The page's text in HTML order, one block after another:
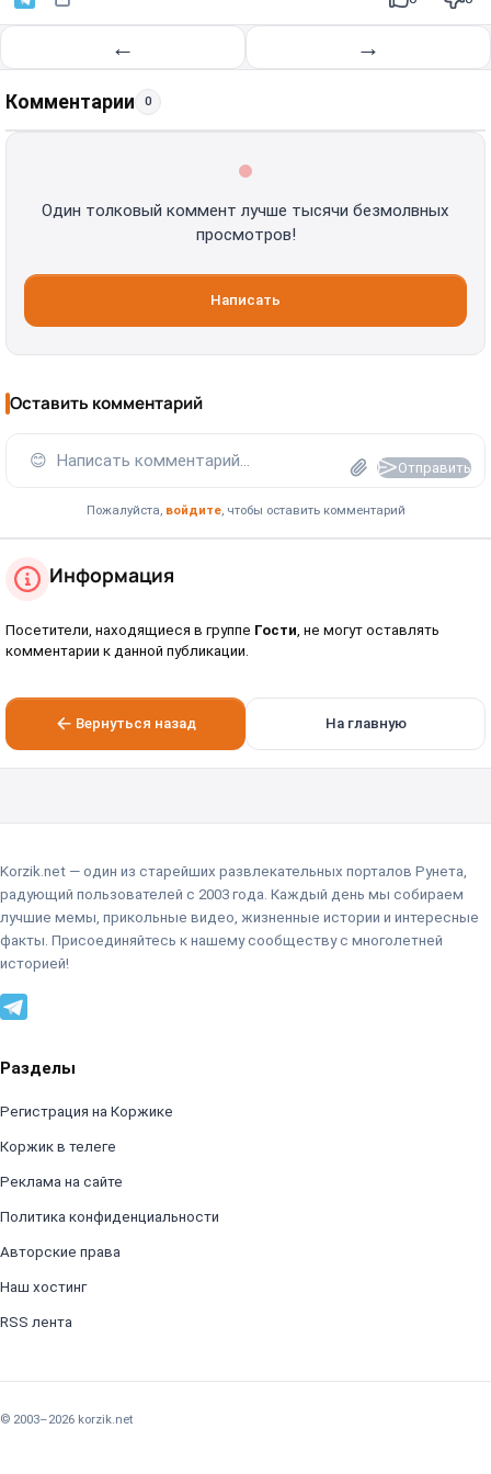
← →
Комментарии 0
Один толковый коммент лучше тысячи безмолвных
просмотров!
Написать
Оставить комментарий
😊 Написать комментарий... Отправить
Пожалуйста, войдите, чтобы оставить комментарий
Информация
Посетители, находящиеся в группе Гости , не могут оставлять
комментарии к данной публикации.
Вернуться назад На главную
Korzik.net — один из старейших развлекательных порталов Рунета,
радующий пользователей с 2003 года. Каждый день мы собираем
лучшие мемы, прикольные видео, жизненные истории и интересные
факты. Присоединяйтесь к нашему сообществу с многолетней
историей!
Разделы
Регистрация на Коржике
Коржик в телеге
Реклама на сайте
Политика конфиденциальности
Авторские права
Наш хостинг
RSS лента
© 2003–2026 korzik.net